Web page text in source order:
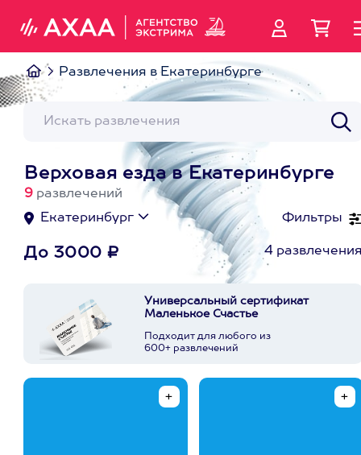
Развлечения в Екатеринбурге
Верховая езда в Екатеринбурге
9 развлечений
Фильтры
Екатеринбург
До 3000 ₽ 4
Универсальный сертификат
Маленькое Счастье
Подходит для любого из
600+ развлечений